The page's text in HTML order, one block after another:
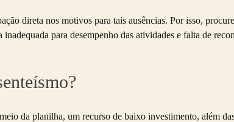
direta nos motivos para tais ausências. Por isso,
para desempenho das atividades e falta de
da planilha, um recurso de baixo investimento, além